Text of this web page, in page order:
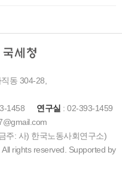
동 304-28,
1458 연구실 : 02-393-1459
주: 사) 한국노동사회연구소)
rights reserved. Supported by